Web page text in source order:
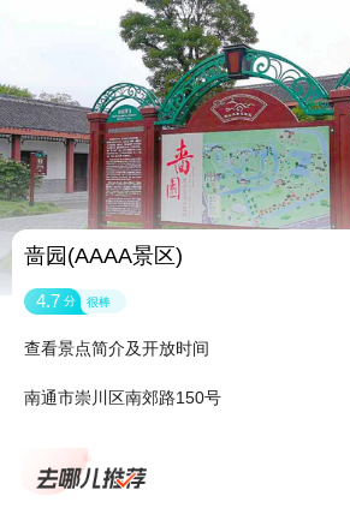
啬园(AAAA景区)
4.7 分 很棒
查看景点简介及开放时间
南通市崇川区南郊路150号